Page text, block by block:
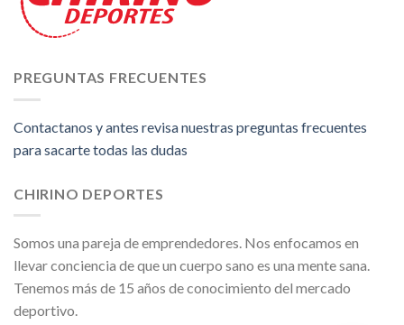
PREGUNTAS FRECUENTES
Contactanos y antes revisa nuestras preguntas frecuentes
para sacarte todas las dudas
CHIRINO DEPORTES
Somos una pareja de emprendedores. Nos enfocamos en
llevar conciencia de que un cuerpo sano es una mente sana.
Tenemos más de 15 años de conocimiento del mercado
deportivo.